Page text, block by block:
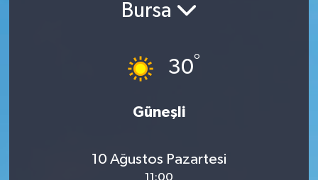
Bursa
30°
Güneşli
10 Ağustos Pazartesi